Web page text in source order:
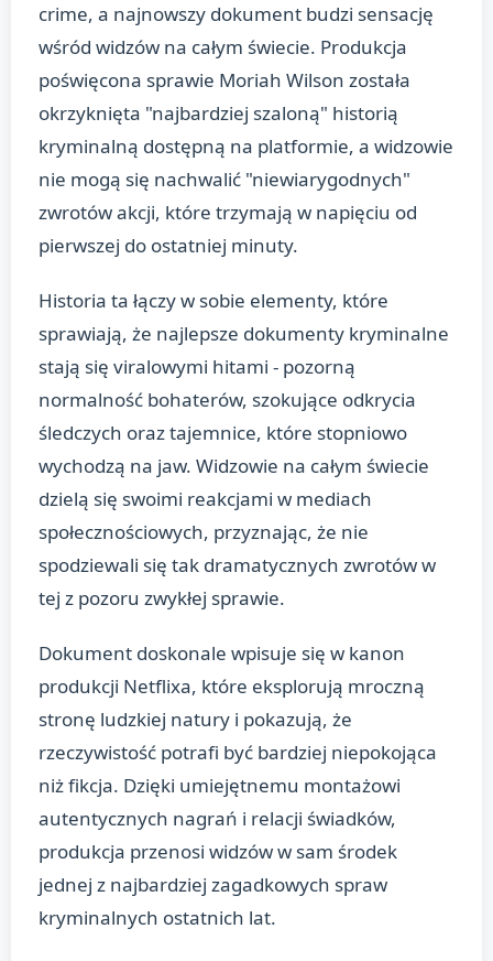
crime, a najnowszy dokument budzi sensację
wśród widzów na całym świecie. Produkcja
poświęcona sprawie Moriah Wilson została
okrzyknięta "najbardziej szaloną" historią
kryminalną dostępną na platformie, a widzowie
nie mogą się nachwalić "niewiarygodnych"
zwrotów akcji, które trzymają w napięciu od
pierwszej do ostatniej minuty.
Historia ta łączy w sobie elementy, które
sprawiają, że najlepsze dokumenty kryminalne
stają się viralowymi hitami - pozorną
normalność bohaterów, szokujące odkrycia
śledczych oraz tajemnice, które stopniowo
wychodzą na jaw. Widzowie na całym świecie
dzielą się swoimi reakcjami w mediach
społecznościowych, przyznając, że nie
spodziewali się tak dramatycznych zwrotów w
tej z pozoru zwykłej sprawie.
Dokument doskonale wpisuje się w kanon
produkcji Netflixa, które eksplorują mroczną
stronę ludzkiej natury i pokazują, że
rzeczywistość potrafi być bardziej niepokojąca
niż fikcja. Dzięki umiejętnemu montażowi
autentycznych nagrań i relacji świadków,
produkcja przenosi widzów w sam środek
jednej z najbardziej zagadkowych spraw
kryminalnych ostatnich lat.